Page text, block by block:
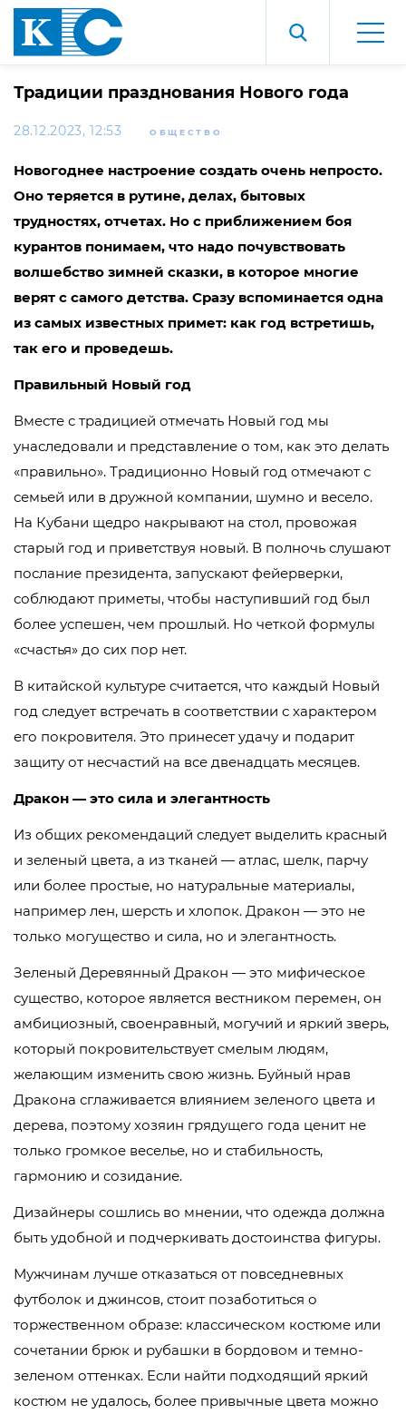
Традиции празднования Нового года
28.12.2023, 12:53 ОБЩЕСТВО
Новогоднее настроение создать очень непросто.
Оно теряется в рутине, делах, бытовых
трудностях, отчетах. Но с приближением боя
курантов понимаем, что надо почувствовать
волшебство зимней сказки, в которое многие
верят с самого детства. Сразу вспоминается одна
из самых известных примет: как год встретишь,
так его и проведешь.
Правильный Новый год
Вместе с традицией отмечать Новый год мы
унаследовали и представление о том, как это делать
«правильно». Традиционно Новый год отмечают с
семьей или в дружной компании, шумно и весело.
На Кубани щедро накрывают на стол, провожая
старый год и приветствуя новый. В полночь слушают
послание президента, запускают фейерверки,
соблюдают приметы, чтобы наступивший год был
более успешен, чем прошлый. Но четкой формулы
«счастья» до сих пор нет.
В китайской культуре считается, что каждый Новый
год следует встречать в соответствии с характером
его покровителя. Это принесет удачу и подарит
защиту от несчастий на все двенадцать месяцев.
Дракон — это сила и элегантность
Из общих рекомендаций следует выделить красный
и зеленый цвета, а из тканей — атлас, шелк, парчу
или более простые, но натуральные материалы,
например лен, шерсть и хлопок. Дракон — это не
только могущество и сила, но и элегантность.
Зеленый Деревянный Дракон — это мифическое
существо, которое является вестником перемен, он
амбициозный, своенравный, могучий и яркий зверь,
который покровительствует смелым людям,
желающим изменить свою жизнь. Буйный нрав
Дракона сглаживается влиянием зеленого цвета и
дерева, поэтому хозяин грядущего года ценит не
только громкое веселье, но и стабильность,
гармонию и созидание.
Дизайнеры сошлись во мнении, что одежда должна
быть удобной и подчеркивать достоинства фигуры.
Мужчинам лучше отказаться от повседневных
футболок и джинсов, стоит позаботиться о
торжественном образе: классическом костюме или
сочетании брюк и рубашки в бордовом и темно-
зеленом оттенках. Если найти подходящий яркий
костюм не удалось, более привычные цвета можно